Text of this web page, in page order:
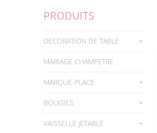
PRODUITS
DECORATION DE TABLE
MARIAGE CHAMPETRE
MARQUE-PLACE
BOUGIES
VAISSELLE JETABLE